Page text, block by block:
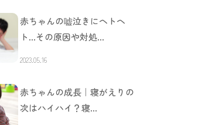
赤ちゃんの嘘泣きにヘトヘ
ト…その原因や対処…
2023.05.16
赤ちゃんの成長｜寝がえりの
次はハイハイ？寝…